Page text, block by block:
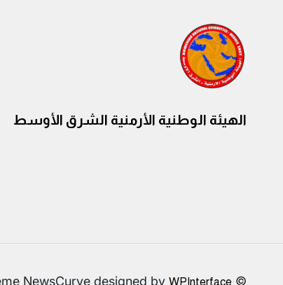
الهيئة الوطنية الأرمنية الشرق الأوسط
© All rights reserved. Proudly powered by WordPress. Theme NewsCurve designed by
WPInterface